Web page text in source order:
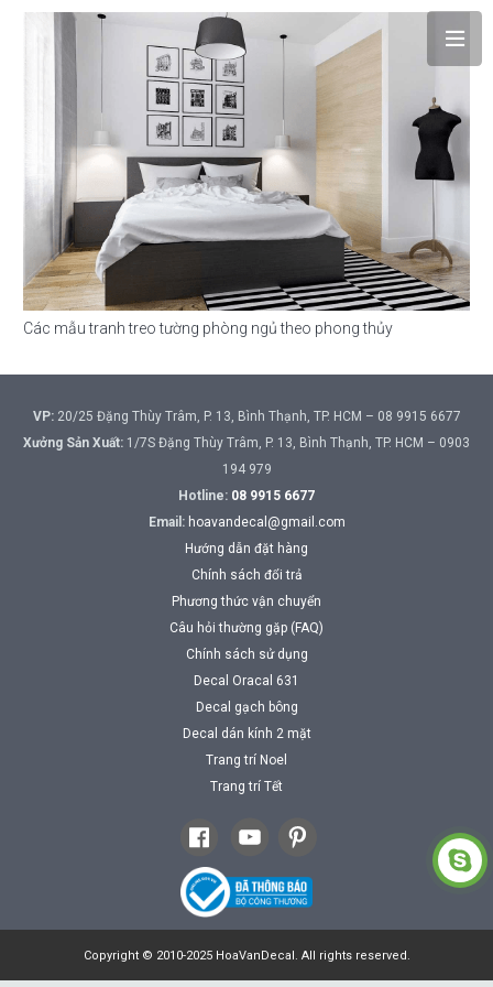
Các mẫu tranh treo tường phòng ngủ theo phong thủy
VP:20/25 Đặng Thùy Trâm, P. 13, Bình Thạnh, TP. HCM – 08 9915 6677
Xưởng Sản Xuất: 1/7S Đặng Thùy Trâm, P. 13, Bình Thạnh, TP. HCM – 0903
194 979
Hotline: 08 9915 6677
Email: hoavandecal@gmail.com
Hướng dẫn đặt hàng
Chính sách đổi trả
Phương thức vận chuyển
Câu hỏi thường gặp (FAQ)
Chính sách sử dụng
Decal Oracal 631
Decal gạch bông
Decal dán kính 2 mặt
Trang trí Noel
Trang trí Tết
Copyright © 2010-2025 HoaVanDecal. All rights reserved.